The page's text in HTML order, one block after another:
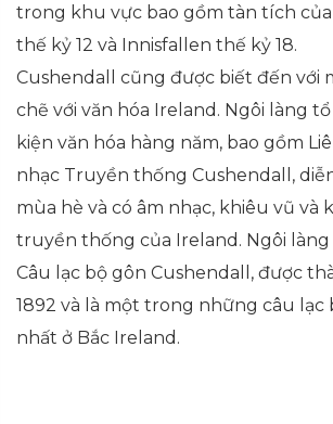
trong khu vực bao gồm tàn tích
thế kỷ 12 và Innisfallen thế kỷ 18.
Cushendall cũng được biết đến với
chẽ với văn hóa Ireland. Ngôi làng
kiện văn hóa hàng năm, bao gồm
nhạc Truyền thống Cushendall,
mùa hè và có âm nhạc, khiêu vũ và
truyền thống của Ireland. Ngôi làng
Câu lạc bộ gôn Cushendall, được
1892 và là một trong những câu lạc
nhất ở Bắc Ireland.